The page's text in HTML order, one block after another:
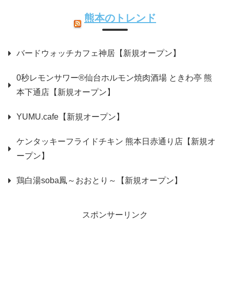
熊本のトレンド
バードウォッチカフェ神居【新規オープン】
0秒レモンサワー®仙台ホルモン焼肉酒場 ときわ亭 熊
本下通店【新規オープン】
YUMU.cafe【新規オープン】
ケンタッキーフライドチキン 熊本日赤通り店【新規オ
ープン】
鶏白湯soba鳳～おおとり～【新規オープン】
スポンサーリンク